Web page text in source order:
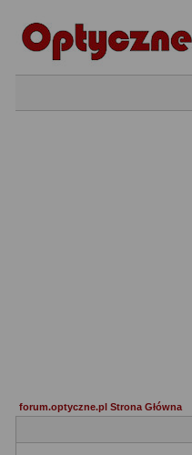
forum.optyczne.pl Strona Główna